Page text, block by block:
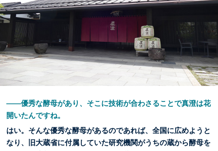
――優秀な酵母があり、そこに技術が合わさることで真澄は花
開いたんですね。
はい。そんな優秀な酵母があるのであれば、全国に広めようと
なり、旧大蔵省に付属していた研究機関がうちの蔵から酵母を